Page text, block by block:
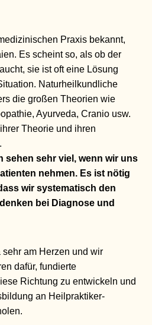
Praxis bekannt,
Es scheint so, als ob der
sie ist oft eine Lösung
Naturheilkundliche
die großen Theorien wie
Ayurveda, Cranio usw.
Theorie und ihren
sehen sehr viel, wenn wir uns
nehmen. Es ist nötig
wir systematisch den
bei Diagnose und
am Herzen und wir
dafür, fundierte
Richtung zu entwickeln und
an Heilpraktiker-